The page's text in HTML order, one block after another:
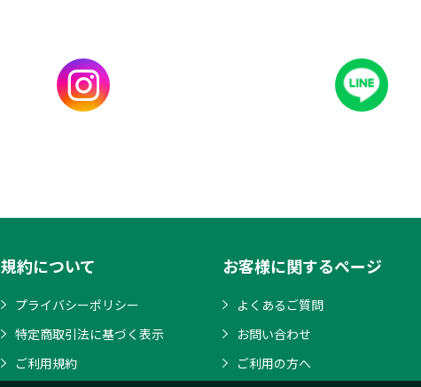
規約について
プライバシーポリシー
特定商取引法に基づく表示
ご利用規約
お客様に関するページ
よくあるご質問
お問い合わせ
ご利用の方へ